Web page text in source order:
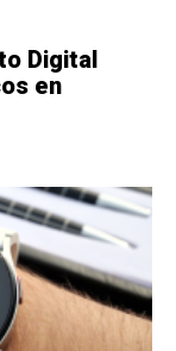
Digital
en